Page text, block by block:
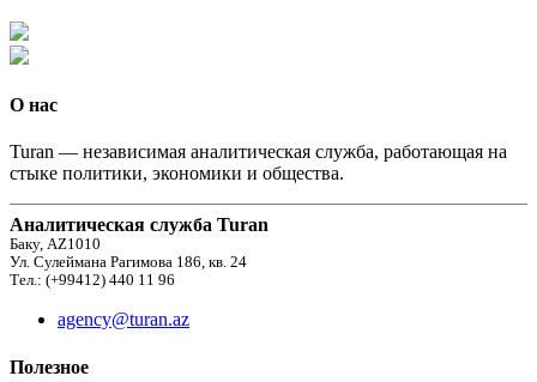
О нас
Turan — независимая аналитическая служба, работающая на
стыке политики, экономики и общества.
Аналитическая служба Turan
Баку, AZ1010
Ул. Сулеймана Рагимова 186, кв. 24
Тел.: (+99412) 440 11 96
agency@turan.az
Полезное